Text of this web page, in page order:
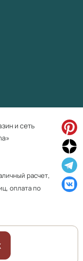
и сеть
расчет,
оплата по
офертой